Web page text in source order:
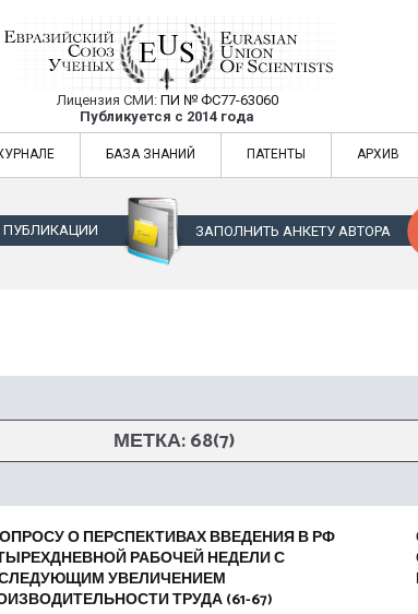
Союз Ученых —
Лицензия СМИ: ПИ № ФС77-63060
Публикуется с 2014 года
Союз Ученых — публикация научных статей в
БАЗА ЗНАНИЙ ПАТЕНТЫ АРХИВ
ПУБЛИКАЦИИ ЗАПОЛНИТЬ АНКЕТУ АВТОРА
МЕТКА:68(7)
О ПЕРСПЕКТИВАХ ВВЕДЕНИЯ В РФ
РАБОЧЕЙ НЕДЕЛИ С
УВЕЛИЧЕНИЕМ
ТРУДА (61-67)